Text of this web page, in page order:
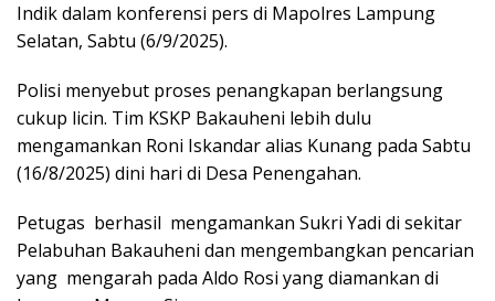
Indik dalam konferensi pers di Mapolres Lampung
Selatan, Sabtu (6/9/2025).
Polisi menyebut proses penangkapan berlangsung
cukup licin. Tim KSKP Bakauheni lebih dulu
mengamankan Roni Iskandar alias Kunang pada Sabtu
(16/8/2025) dini hari di Desa Penengahan.
Petugas berhasil mengamankan Sukri Yadi di sekitar
Pelabuhan Bakauheni dan mengembangkan pencarian
yang mengarah pada Aldo Rosi yang diamankan di